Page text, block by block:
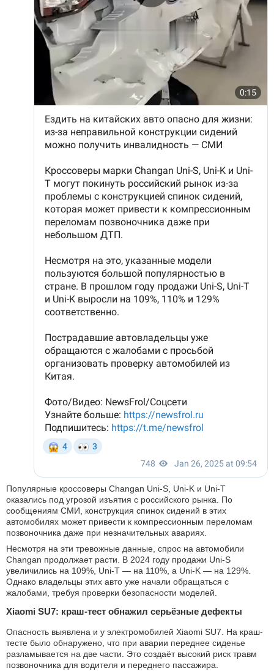
Популярные кроссоверы Changan Uni-S, Uni-K и Uni-T
оказались под угрозой изъятия с российского рынка. По
сообщениям СМИ, конструкция спинок сидений в этих
автомобилях может привести к компрессионным переломам
позвоночника даже при незначительных авариях.
Несмотря на эти тревожные данные, спрос на автомобили
Changan продолжает расти. В 2024 году продажи Uni-S
увеличились на 109%, Uni-T — на 110%, а Uni-K — на 129%.
Однако владельцы этих авто уже начали обращаться с
жалобами, требуя проверки безопасности моделей.
Xiaomi SU7: краш-тест обнажил серьёзные дефекты
Опасность выявлена и у электромобилей Xiaomi SU7. На краш-
тесте было обнаружено, что при аварии переднее сиденье
разламывается на две части. Это создаёт высокий риск травм
позвоночника для водителя и переднего пассажира.